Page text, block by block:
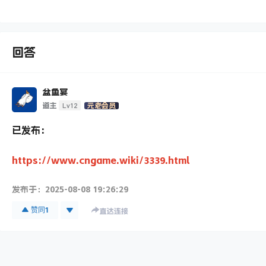
回答
盆鱼宴
道主 Lv12 元老会员
已发布：
https://www.cngame.wiki/3339.html
发布于： 2025-08-08 19:26:29
赞同1 直达连接